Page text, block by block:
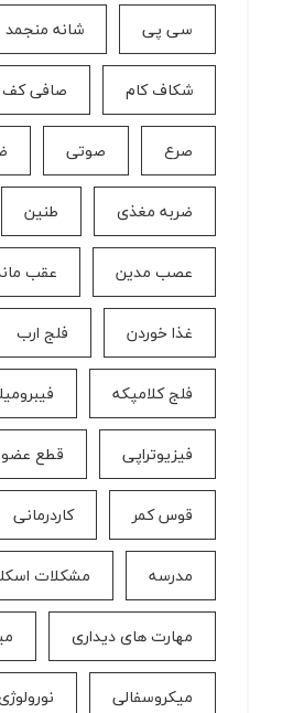
سی پی شانه منجمد
شکاف کام صافی کف
صرع صوتی
ضربه مغذی طنین
عصب مدین عقب
غذا خوردن فلج ارب
فلج کلامپکه
فیزیوتراپی قطع عضو
قوس کمر كاردرمانی
مدرسه مشکلات
مهارت های دیداری
میکروسفالی